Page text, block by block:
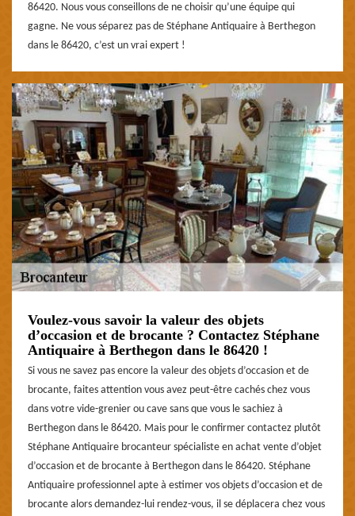
86420. Nous vous conseillons de ne choisir qu’une équipe qui
gagne. Ne vous séparez pas de Stéphane Antiquaire à Berthegon
dans le 86420, c’est un vrai expert !
Voulez-vous savoir la valeur des objets
d’occasion et de brocante ? Contactez Stéphane
Antiquaire à Berthegon dans le 86420 !
Si vous ne savez pas encore la valeur des objets d’occasion et de
brocante, faites attention vous avez peut-être cachés chez vous
dans votre vide-grenier ou cave sans que vous le sachiez à
Berthegon dans le 86420. Mais pour le confirmer contactez plutôt
Stéphane Antiquaire brocanteur spécialiste en achat vente d’objet
d’occasion et de brocante à Berthegon dans le 86420. Stéphane
Antiquaire professionnel apte à estimer vos objets d’occasion et de
brocante alors demandez-lui rendez-vous, il se déplacera chez vous